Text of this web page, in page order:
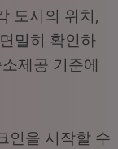
도시의 위치,
밀히 확인하
제공 기준에
인을 시작할 수